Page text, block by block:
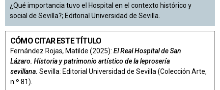
¿Qué importancia tuvo el Hospital en el contexto histórico y
social de Sevilla?; Editorial Universidad de Sevilla.
CÓMO CITAR ESTE TÍTULO
Fernández Rojas, Matilde (2025): El Real Hospital de San
Lázaro. Historia y patrimonio artístico de la leprosería
sevillana. Sevilla: Editorial Universidad de Sevilla (Colección Arte,
n.º 81).